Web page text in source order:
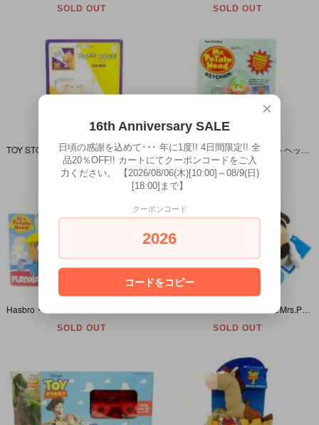
SOLD OUT SOLD OUT
TOY STORY 「HAMM/ハム・SOFT DOOLL/ソフトドール」
SOLD OUT SOLD OUT
SOLD OUT SOLD OUT
×
16th Anniversary SALE
日頃の感謝を込めて･･･ 年に1度!! 4日間限定!! 全
品20％OFF!! カートにてクーポンコードをご入
力ください。 【2026/08/06(木)[10:00]～08/9(日)
[18:00]まで】
クーポンコード
2026
コードをコピー